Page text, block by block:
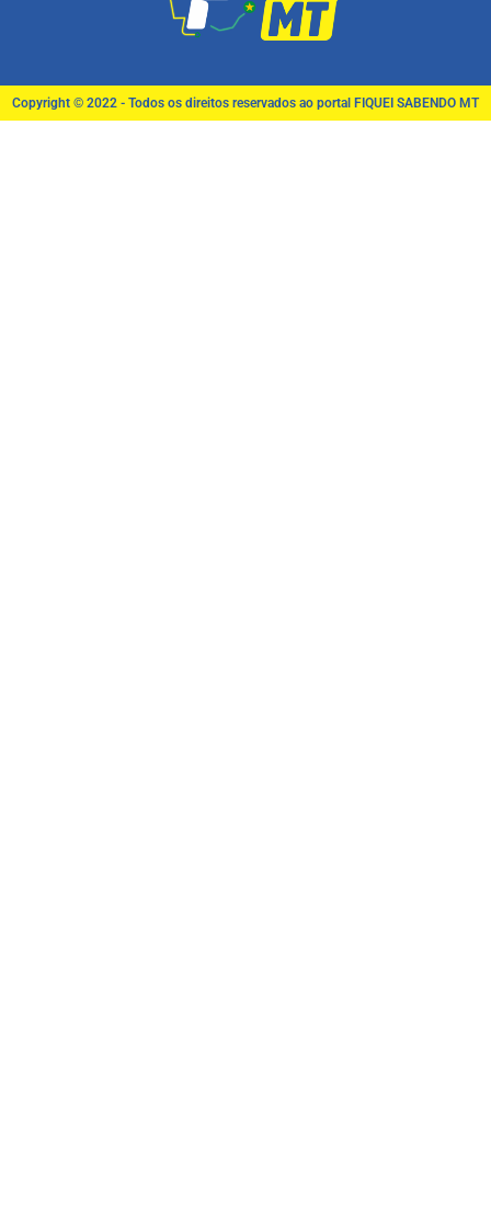
Copyright © 2022 - Todos os direitos reservados ao portal FIQUEI SABENDO MT